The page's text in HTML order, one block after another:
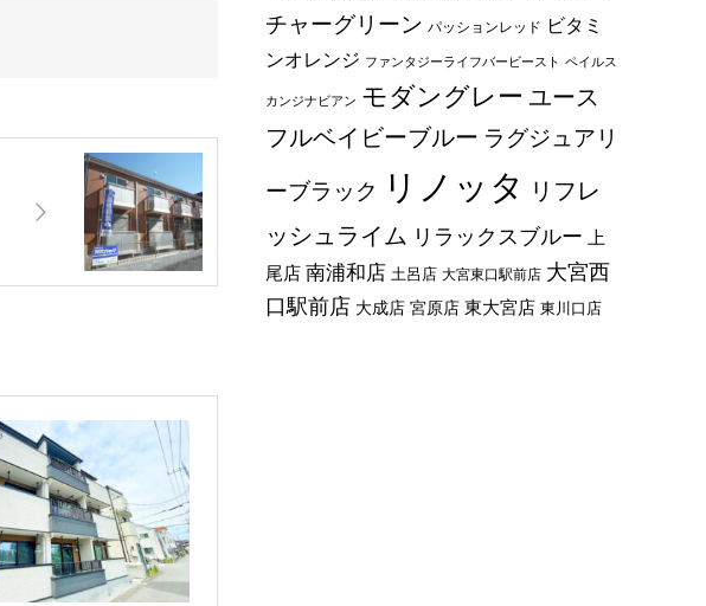
チャーグリーン パッションレッド ビタミ
ンオレンジ ファンタジーライフバービースト ペイルス
カンジナビアン モダングレー ユース
フルベイビーブルー ラグジュアリ
ーブラック リノッタ
リフレ
ッシュライム リラックスブルー
上
尾店 南浦和店 土呂店 大宮東口駅前店 大宮西
口駅前店 大成店 宮原店 東大宮店 東川口店